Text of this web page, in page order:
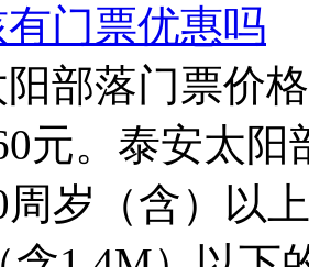
门票优惠吗
部落门票价
元。泰安太
周岁（含）以